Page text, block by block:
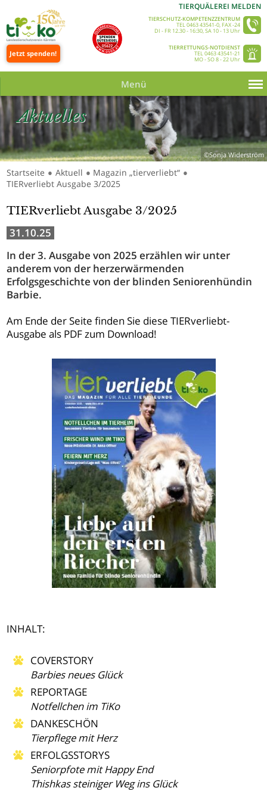
Jetzt spenden!
TIERQUÄLEREI MELDEN
TIERSCHUTZ-KOMPETENZZENTRUM
TEL 0463 43541-0, FAX -24
DI - FR 12.30 - 16:30, SA 10 - 13 Uhr
TIERRETTUNGS-NOTDIENST
TEL 0463 43541-21
MO - SO 8 - 22 Uhr
Menü
©Sonja Widerström
Aktuelles
Startseite ● Aktuell ● Magazin „tierverliebt“ ●
TIERverliebt Ausgabe 3/2025
TIERverliebt Ausgabe 3/2025
31.10.25
In der 3. Ausgabe von 2025 erzählen wir unter
anderem von der herzerwärmenden
Erfolgsgeschichte von der blinden Seniorenhündin
Barbie.
Am Ende der Seite finden Sie diese TIERverliebt-
Ausgabe als PDF zum Download!
INHALT:
COVERSTORY
Barbies neues Glück
REPORTAGE
Notfellchen im TiKo
DANKESCHÖN
Tierpflege mit Herz
ERFOLGSSTORYS
Seniorpfote mit Happy End
Thishkas steiniger Weg ins Glück